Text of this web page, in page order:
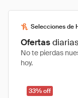
Selecciones de
Ofertas
No te pierdas
hoy.
33% off